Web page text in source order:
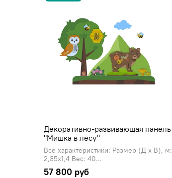
Декоративно-развивающая панель
"Мишка в лесу"
Все характеристики: Размер (Д х В), м:
2,35х1,4 Вес: 40...
57 800 руб